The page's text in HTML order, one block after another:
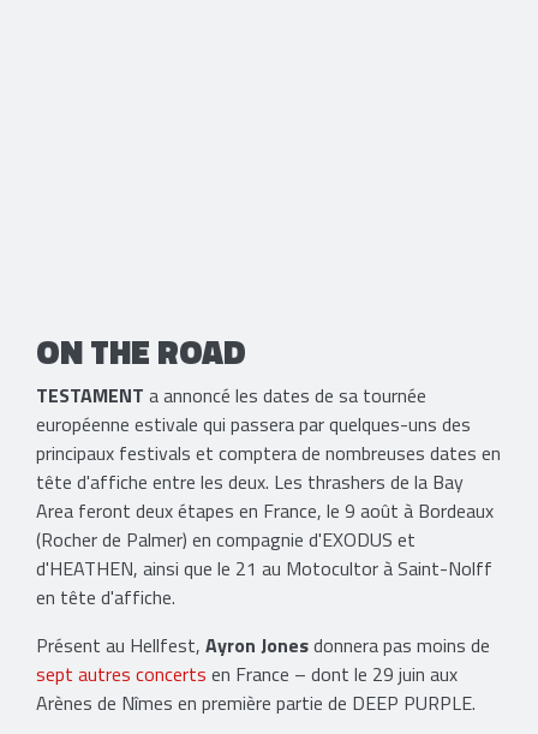
ON THE ROAD
TESTAMENT a annoncé les dates de sa tournée
européenne estivale qui passera par quelques-uns des
principaux festivals et comptera de nombreuses dates en
tête d'affiche entre les deux. Les thrashers de la Bay
Area feront deux étapes en France, le 9 août à Bordeaux
(Rocher de Palmer) en compagnie d'EXODUS et
d'HEATHEN, ainsi que le 21 au Motocultor à Saint-Nolff
en tête d'affiche.
Présent au Hellfest, Ayron Jonesdonnera pas moins de
sept autres concerts en France – dont le 29 juin aux
Arènes de Nîmes en première partie de DEEP PURPLE.